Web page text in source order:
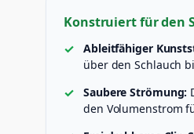
Konstruiert für den
Ableitfähiger
über den Schlauch
Saubere Strömung:
den Volumenstrom